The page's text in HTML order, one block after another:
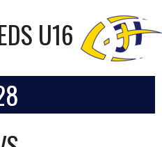
U16